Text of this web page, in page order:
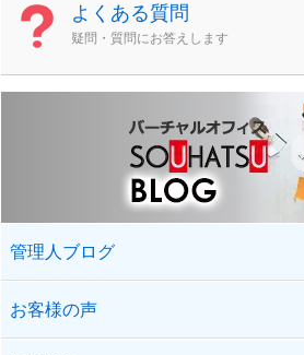
よくある質問
疑問・質問にお答えします
管理人ブログ
お客様の声